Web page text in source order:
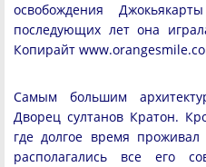
освобождения
последующих лет она
Копирайт
Самым большим
Дворец султанов Кратон.
где долгое время
располагались все его